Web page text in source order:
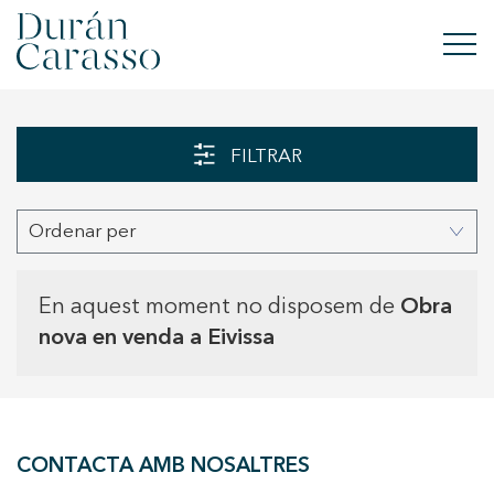
VENDRE
OBRA NOVA
CONTACTE
FILTRAR
Ordenar per
En aquest moment no disposem de Obra
nova en venda a Eivissa
CONTACTA AMB NOSALTRES